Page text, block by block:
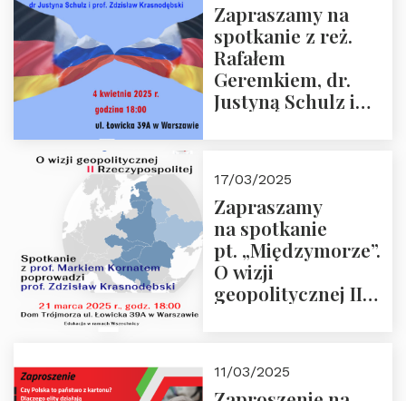
Zapraszamy na
spotkanie z reż.
Rafałem
Geremkiem, dr.
Justyną Schulz i
“Rosja-Niemcy…”
17/03/2025
Zapraszamy
na spotkanie
pt. „Międzymorze”.
O wizji
geopolitycznej II
i prof.
11/03/2025